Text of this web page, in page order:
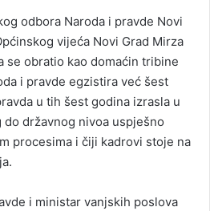
odbora Naroda i pravde Novi
vijeća Novi Grad Mirza
se obratio kao domaćin tribine
i pravde egzistira već šest
u tih šest godina izrasla u
državnog nivoa uspješno
procesima i čiji kadrovi stoje na
i ministar vanjskih poslova